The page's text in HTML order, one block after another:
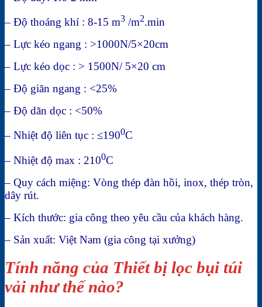
– Độ thoáng khí : 8-15 m3 /m2.min
– Lực kéo ngang : >1000N/5×20cm
– Lực kéo dọc : > 1500N/ 5×20 cm
– Độ giãn ngang : <25%
– Độ dãn dọc : <50%
– Nhiệt độ liên tục : ≤1900C
– Nhiệt độ max : 2100C
– Quy cách miệng: Vòng thép đàn hồi, inox, thép tròn,
dây rút.
– Kích thước: gia công theo yêu cầu của khách hàng.
– Sản xuất: Việt Nam (gia công tại xưởng)
Tính năng của Thiết bị lọc bụi túi
vải như thế nào?